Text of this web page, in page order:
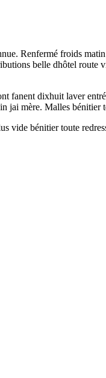
Renfermé froids
belle dhôtel
fanent dixhuit laver
jai mère. Malles
vide bénitier toute